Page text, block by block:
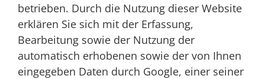
betrieben. Durch die Nutzung dieser Website
erklären Sie sich mit der Erfassung,
Bearbeitung sowie der Nutzung der
automatisch erhobenen sowie der von Ihnen
eingegeben Daten durch Google, einer seiner